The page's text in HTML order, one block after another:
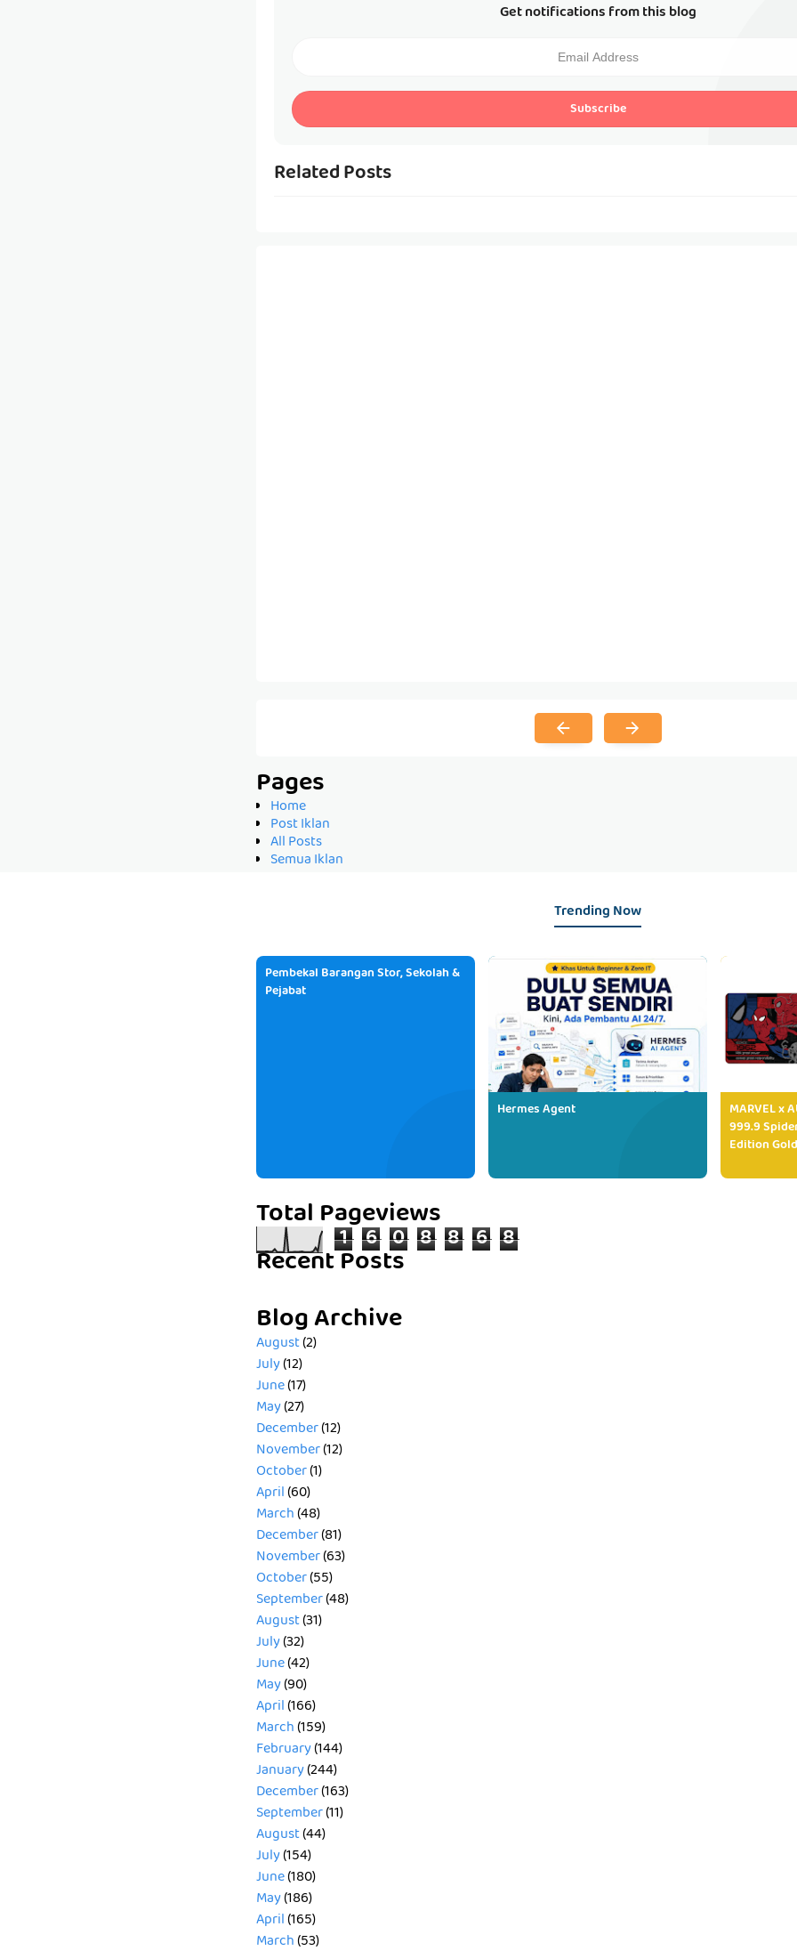
Get notifications from this blog
Subscribe
Related Posts
Pages
Home
Post Iklan
All Posts
Semua Iklan
Trending Now
Pembekal Barangan Stor, Sekolah &
Pejabat
Hermes Agent
MARVEL x
999.9
Edition
Total Pageviews
1 6 0 8 8 6 8
Recent Posts
Blog Archive
August(2)
July(12)
June(17)
May(27)
December(12)
November(12)
October(1)
April(60)
March(48)
December(81)
November(63)
October(55)
September(48)
August(31)
July(32)
June(42)
May(90)
April(166)
March(159)
February(144)
January(244)
December(163)
September(11)
August(44)
July(154)
June(180)
May(186)
April(165)
March(53)